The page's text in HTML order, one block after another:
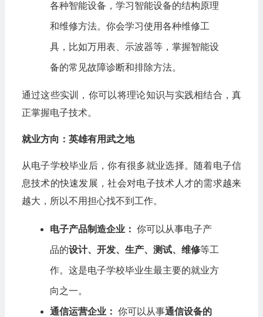
各种智能设备，学习智能设备的结构原理
和维修方法。你会学习使用各种维修工
具，比如万用表、示波器等，掌握智能设
备的常见故障诊断和排除方法。
通过这些实训，你可以将理论知识与实践相结合，真
正掌握电子技术。
就业方向：英雄有用武之地
从电子学校毕业后，你有很多就业选择。随着电子信
息技术的快速发展，社会对电子技术人才的需求越来
越大，所以不用担心找不到工作。
电子产品制造企业： 你可以从事电子产
品的设计、开发、生产、测试、维修等工
作。这是电子学校毕业生最主要的就业方
向之一。
通信运营企业： 你可以从事通信设备的